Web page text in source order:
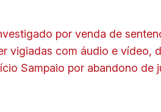
por venda de
vigiadas com áudio e vídeo,
Sampaio por abandono de